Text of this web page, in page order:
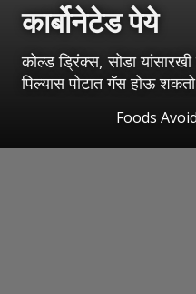
कार्बोनेटेड पेये
कोल्ड ड्रिंक्स, सोडा यांसारखी
पिल्यास पोटात गॅस होऊ
Foods